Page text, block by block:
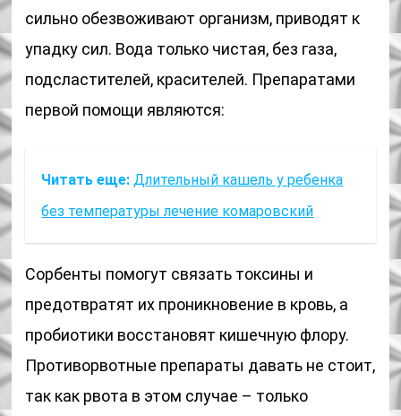
сильно обезвоживают организм, приводят к
упадку сил. Вода только чистая, без газа,
подсластителей, красителей. Препаратами
первой помощи являются:
Читать еще: Длительный кашель у ребенка
без температуры лечение комаровский
Сорбенты помогут связать токсины и
предотвратят их проникновение в кровь, а
пробиотики восстановят кишечную флору.
Противорвотные препараты давать не стоит,
так как рвота в этом случае – только